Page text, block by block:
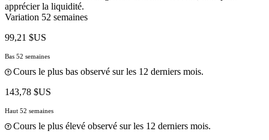
apprécier la liquidité.
Variation 52 semaines
99,21 $US
Bas 52 semaines
Cours le plus bas observé sur les 12 derniers mois.
143,78 $US
Haut 52 semaines
Cours le plus élevé observé sur les 12 derniers mois.